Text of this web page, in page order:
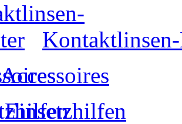
Accessoires
Einsetzhilfen